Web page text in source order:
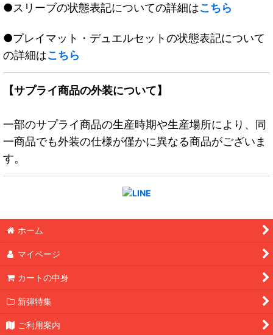
●スリーブの状態表記についての詳細はこちら
●プレイマット・デュエルセットの状態表記について
の詳細はこちら
【サプライ商品の外装について】
一部のサプライ商品の生産時期や生産場所により、同
一商品でも外装の仕様が僅かに異なる商品がございま
す。
ホーム
マイページ
カートの中身
新弾特集
ご利用案内